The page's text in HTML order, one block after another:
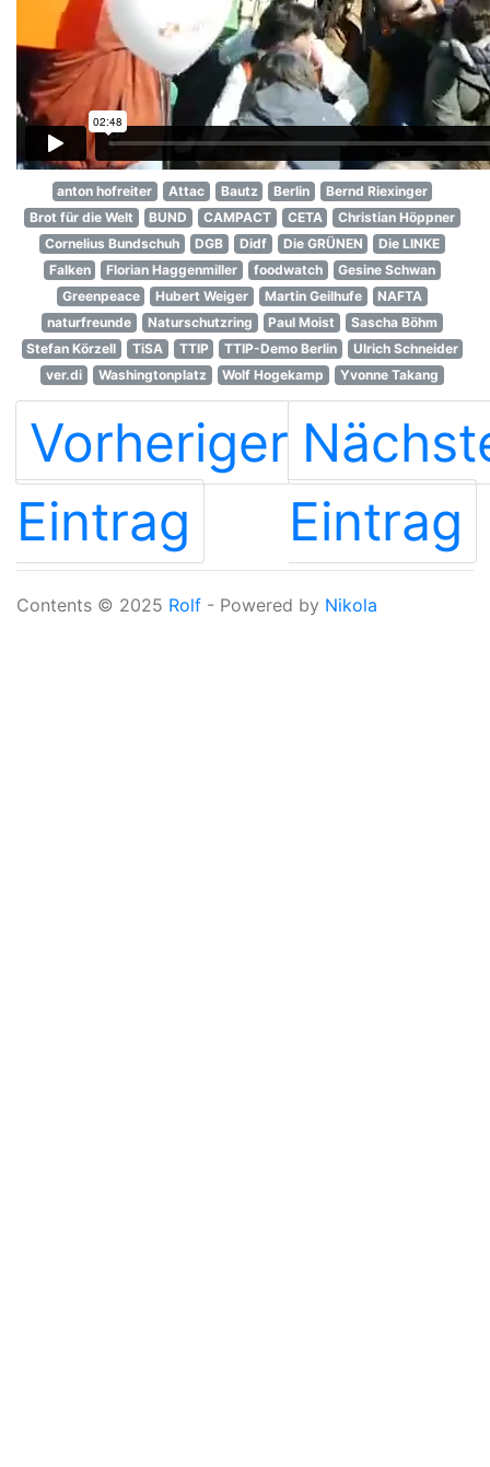
anton hofreiter Attac Bautz Berlin
Bernd Riexinger
Brot für die Welt
BUND CAMPACT CETA
Christian Höppner
Cornelius Bundschuh
DGB Didf Die GRÜNEN
Die LINKE
Falken
Florian Haggenmiller foodwatch
Gesine Schwan
Greenpeace
Hubert Weiger Martin Geilhufe
NAFTA
naturfreunde
Naturschutzring Paul Moist
Sascha Böhm
Stefan Körzell
TiSA TTIP TTIP-Demo Berlin
Ulrich Schneider
ver.di
Washingtonplatz Wolf Hogekamp Yvonne Takang
Vorheriger
Eintrag
Eintrag
Contents © 2025 Rolf - Powered by Nikola